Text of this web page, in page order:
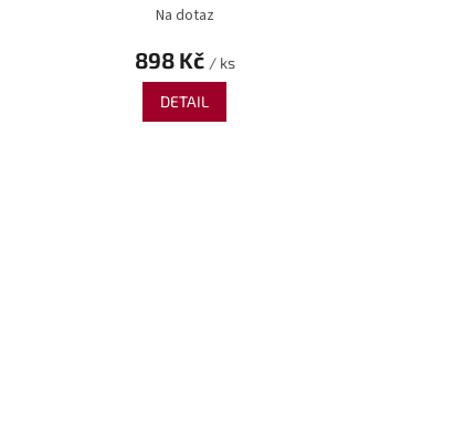
Na dotaz
898 Kč / ks
DETAIL